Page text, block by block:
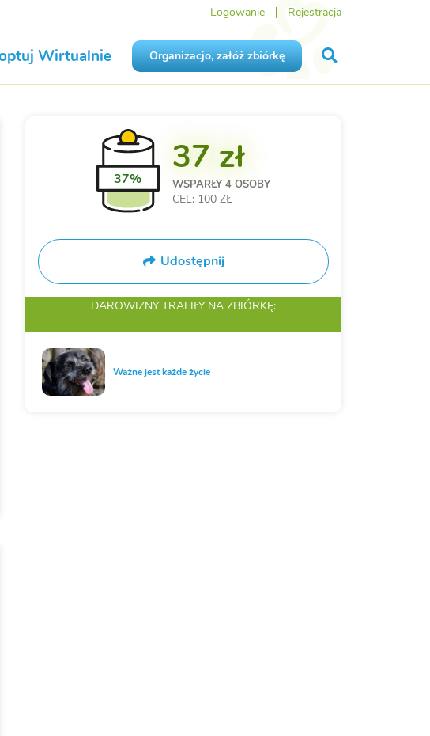
Logowanie Rejestracja
Wirtualnie Organizacjo, załóż zbiórkę
37%
37 zł
WSPARŁY 4 OSOBY
CEL: 100 ZŁ
Udostępnij
DAROWIZNY TRAFIŁY NA ZBIÓRKĘ:
Ważne jest każde życie